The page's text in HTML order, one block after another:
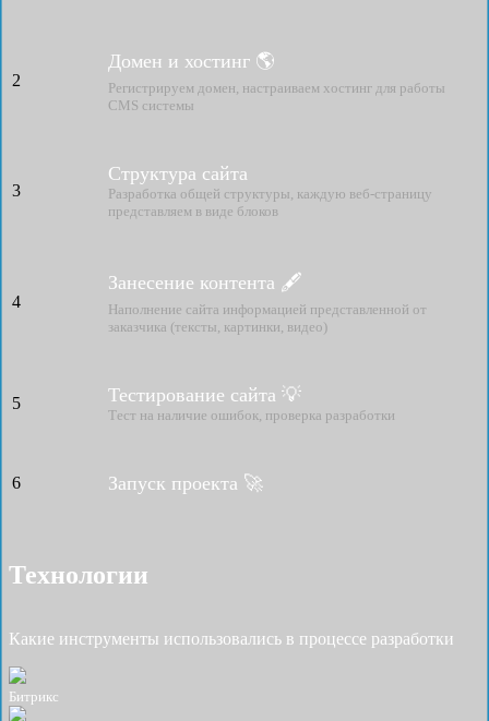
2
Домен и хостинг 🌎
Регистрируем домен, настраиваем хостинг для работы
CMS системы
3
Структура сайта
Разработка общей структуры, каждую веб-страницу
представляем в виде блоков
4
Занесение контента 🖋
Наполнение сайта информацией представленной от
заказчика (тексты, картинки, видео)
5 Тестирование сайта 💡
Тест на наличие ошибок, проверка разработки
6 Запуск проекта 🚀
Технологии
Какие инструменты использовались в процессе разработки
Битрикс